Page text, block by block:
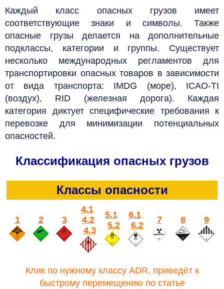
Каждый класс опасных грузов имеет
соответствующие знаки и символы. Также
опасные грузы делается на дополнительные
подклассы, категории и группы. Существует
несколько международных регламентов для
транспортировки опасных товаров в зависимости
от вида транспорта: IMDG (море), ICAO-TI
(воздух), RID (железная дорога). Каждая
категория диктует специфические требования к
перевозке для минимизации потенциальных
опасностей.
Классификация опасных грузов
Классы опасности
1 2 3
4.1
4.2
4.3
5.1
5.2
6.1
6.2
7 8 9
Клик по нужному классу ADR, приведёт к
быстрому перемещению по статье